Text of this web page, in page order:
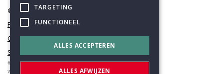
© Humanistisch Verbond 2026
Privacy
Cookiestatement
Sitemap
#codedwithlove byCodelines
webapplicaties
mobiele apps&maatwerk websites
TARGETING
FUNCTIONEEL
ALLES ACCEPTEREN
ALLES AFWIJZEN